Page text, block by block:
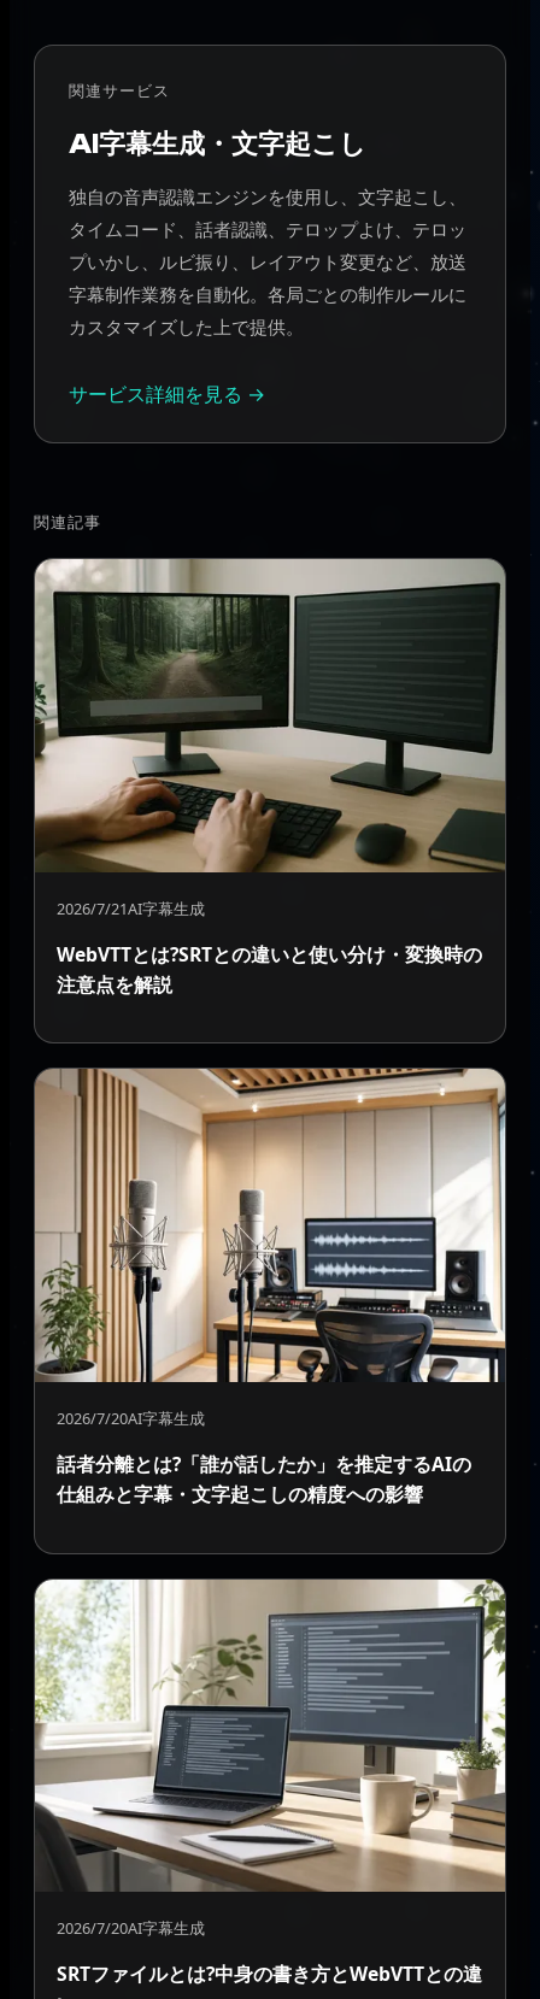
関連サービス
AI字幕生成・文字起こし
独自の音声認識エンジンを使用し、文字起こし、
タイムコード、話者認識、テロップよけ、テロッ
プいかし、ルビ振り、レイアウト変更など、放送
字幕制作業務を自動化。各局ごとの制作ルールに
カスタマイズした上で提供。
サービス詳細を見る →
関連記事
2026/7/21AI字幕生成
WebVTTとは?SRTとの違いと使い分け・変換時の
注意点を解説
2026/7/20AI字幕生成
話者分離とは?「誰が話したか」を推定するAIの
仕組みと字幕・文字起こしの精度への影響
2026/7/20AI字幕生成
SRTファイルとは?中身の書き方とWebVTTとの違